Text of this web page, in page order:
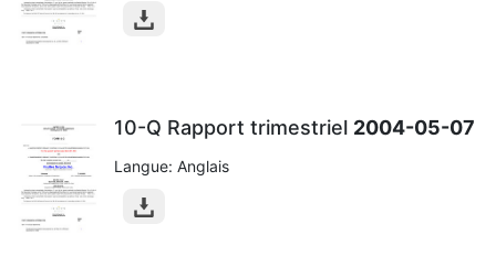
10-Q Rapport trimestriel 2004-05-07
Langue: Anglais